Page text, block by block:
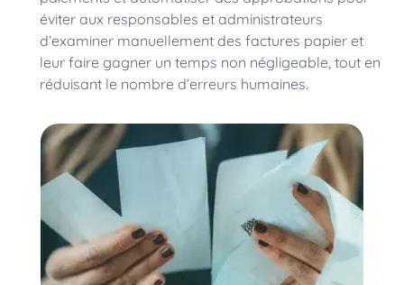
éviter aux responsables et administrateurs
d’examiner manuellement des factures papier et
leur faire gagner un temps non négligeable, tout en
réduisant le nombre d’erreurs humaines.